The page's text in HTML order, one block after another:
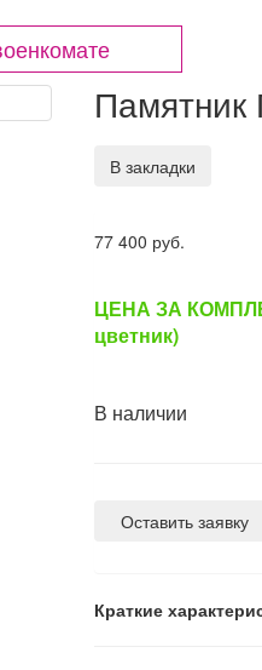
Памятник
В закладки
77 400 руб.
ЦЕНА ЗА
цветник)
В наличии
Оставить заявку
Краткие